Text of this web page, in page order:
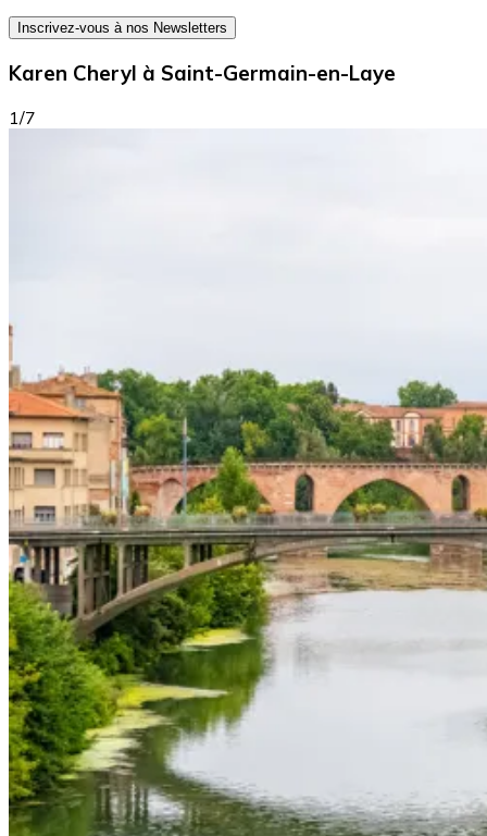
Inscrivez-vous à nos Newsletters
Karen Cheryl à Saint-Germain-en-Laye
1/7